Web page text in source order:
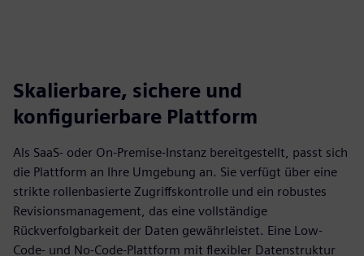
Skalierbare, sichere und
konfigurierbare Plattform
Als SaaS- oder On-Premise-Instanz bereitgestellt, passt sich
die Plattform an Ihre Umgebung an. Sie verfügt über eine
strikte rollenbasierte Zugriffskontrolle und ein robustes
Revisionsmanagement, das eine vollständige
Rückverfolgbarkeit der Daten gewährleistet. Eine Low-
Code- und No-Code-Plattform mit flexibler Datenstruktur